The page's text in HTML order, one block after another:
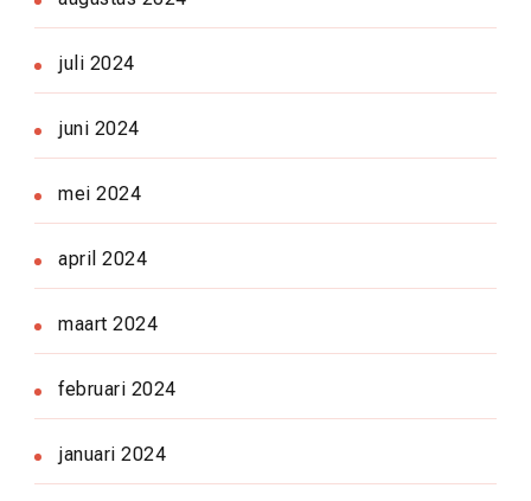
juli 2024
juni 2024
mei 2024
april 2024
maart 2024
februari 2024
januari 2024